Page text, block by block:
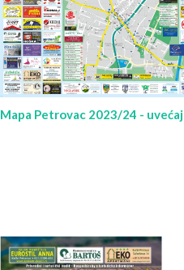
Mapa Petrovac 2023/24 - uvećaj